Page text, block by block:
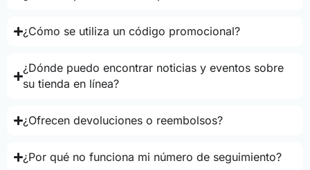
¿Cómo se utiliza un código promocional?
¿Dónde puedo encontrar noticias y eventos sobre
su tienda en línea?
¿Ofrecen devoluciones o reembolsos?
¿Por qué no funciona mi número de seguimiento?